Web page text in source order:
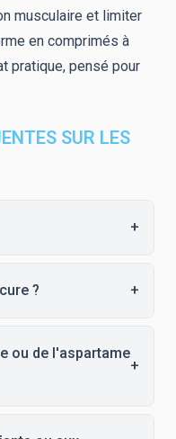
musculaire et limiter
en comprimés à
pratique, pensé pour
SUR LES
+
? +
ou de l'aspartame
+